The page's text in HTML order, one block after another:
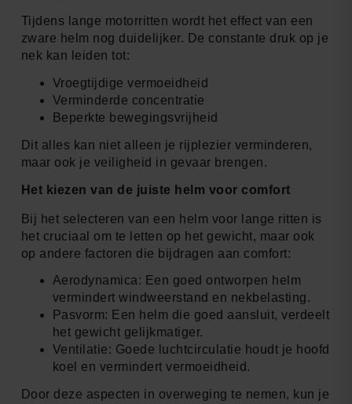
Tijdens lange motorritten wordt het effect van een
zware helm nog duidelijker. De constante druk op je
nek kan leiden tot:
Vroegtijdige vermoeidheid
Verminderde concentratie
Beperkte bewegingsvrijheid
Dit alles kan niet alleen je rijplezier verminderen,
maar ook je veiligheid in gevaar brengen.
Het kiezen van de juiste helm voor comfort
Bij het selecteren van een helm voor lange ritten is
het cruciaal om te letten op het gewicht, maar ook
op andere factoren die bijdragen aan comfort:
Aerodynamica: Een goed ontworpen helm
vermindert windweerstand en nekbelasting.
Pasvorm: Een helm die goed aansluit, verdeelt
het gewicht gelijkmatiger.
Ventilatie: Goede luchtcirculatie houdt je hoofd
koel en vermindert vermoeidheid.
Door deze aspecten in overweging te nemen, kun je